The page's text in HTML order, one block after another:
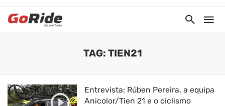
TAG: TIEN21
Entrevista: Rúben Pereira, a equipa
Anicolor/Tien 21 e o ciclismo